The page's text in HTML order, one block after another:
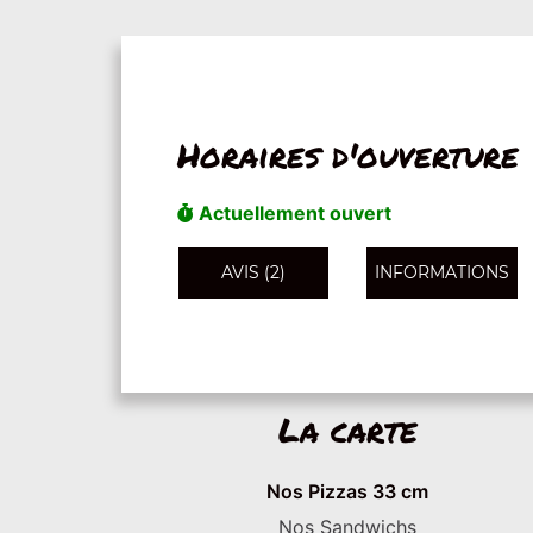
Horaires d'ouverture
Actuellement ouvert
AVIS (2) INFORMATIONS
La carte
Nos Pizzas 33 cm
Nos Sandwichs